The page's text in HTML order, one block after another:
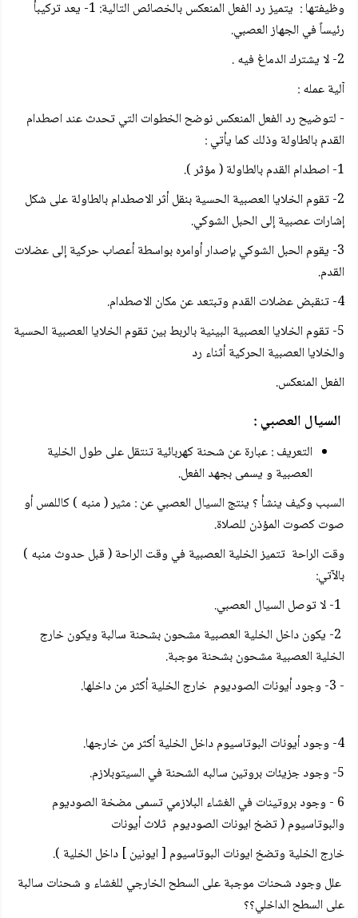
وظيفتها : يتميز رد الفعل المنعكس بالخصائص التالية: 1- يعد تركيبأ
رئيساً في الجهاز العصبي.
2- لا يشترك الدماغ فيه .
آلية عمله :
- لتوضيح رد الفعل المنعكس نوضح الخطوات التي تحدث عند اصطدام
القدم بالطاولة وذلك كما يأتي :
1- اصطدام القدم بالطاولة ( مؤثر ).
2- تقوم الخلايا العصبية الحسية بنقل أثر الاصطدام بالطاولة على شكل
إشارات عصبية إلى الحبل الشوكي.
3- يقوم الحبل الشوكي بإصدار أوامره بواسطة أعصاب حركية إلى عضلات
القدم.
4- تنقبض عضلات القدم وتبتعد عن مكان الاصطدام.
5- تقوم الخلايا العصبية البينية بالربط بين تقوم الخلايا العصبية الحسية
والخلايا العصبية الحركية أثناء رد
الفعل المنعكس.
السيال العصبي :
التعريف : عبارة عن شحنة كهربائية تنتقل على طول الخلية
العصبية و يسمى بجهد الفعل.
السبب وكيف ينشأ ؟ ينتج السيال العصبي عن : مثير ( منبه ) كاللمس أو
صوت كصوت المؤذن للصلاة.
وقت الراحة ‏ تتميز الخلية العصبية في وقت الراحة ( قبل حدوث منبه )
بالآتي:
2- يكون داخل الخلية العصبية مشحون بشحنة سالبة ويكون خارج
الخلية العصبية مشحون بشحنة موجبة.
- 3- وجود أيونات الصوديوم خارج الخلية أكثر من داخلها.
4- وجود أيونات البوتاسيوم داخل الخلية أكثر من خارجها.
5- وجود جزيئات بروتين سالبه الشحنة في السيتوبلازم.
6 - وجود بروتينات في الغشاء البلازمي تسمى مضخة الصوديوم
والبوتاسيوم ( تضخ ايونات الصوديوم ثلاث أيونات
خارج الخلية وتضخ ايونات البوتاسيوم [ ايونين ] داخل الخلية ).
علل وجود شحنات موجبة على السطح الخارجي للغشاء و شحنات سالبة
على السطح الداخلي؟؟